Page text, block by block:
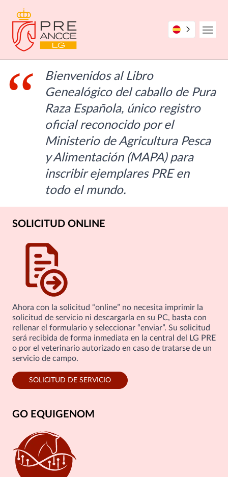
contenido
principal
Bienvenidos al Libro
Genealógico del caballo de Pura
Raza Española, único registro
oficial reconocido por el
Ministerio de Agricultura Pesca
y Alimentación (MAPA) para
inscribir ejemplares PRE en
todo el mundo.
SOLICITUD ONLINE
Ahora con la solicitud “online” no necesita imprimir la
solicitud de servicio ni descargarla en su PC, basta con
rellenar el formulario y seleccionar “enviar”. Su solicitud
será recibida de forma inmediata en la central del LG PRE
o por el veterinario autorizado en caso de tratarse de un
servicio de campo.
SOLICITUD DE SERVICIO
GO EQUIGENOM